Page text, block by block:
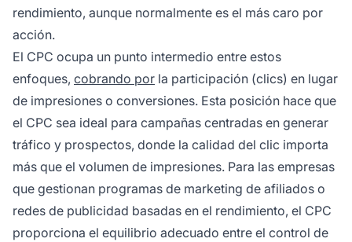
rendimiento, aunque normalmente es el más caro por
acción.
El CPC ocupa un punto intermedio entre estos
enfoques, cobrando por la participación (clics) en lugar
de impresiones o conversiones. Esta posición hace que
el CPC sea ideal para campañas centradas en generar
tráfico y prospectos, donde la calidad del clic importa
más que el volumen de impresiones. Para las empresas
que gestionan programas de marketing de afiliados o
redes de publicidad basadas en el rendimiento, el CPC
proporciona el equilibrio adecuado entre el control de